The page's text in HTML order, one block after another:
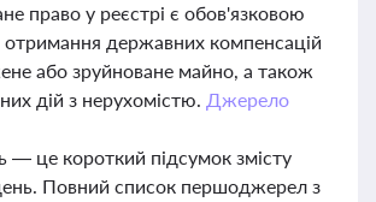
право у реєстрі є обов'язковою
державних компенсацій
або зруйноване майно, а також
дій з нерухомістю. Джерело
— це короткий підсумок змісту
Повний список першоджерел з